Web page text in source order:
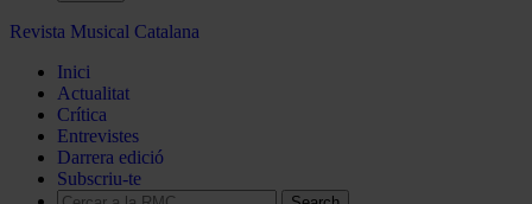
Revista Musical Catalana
Inici
Actualitat
Crítica
Entrevistes
Darrera edició
Subscriu-te